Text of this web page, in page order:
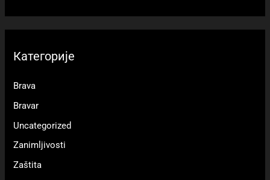
Категорије
Brava
Bravar
Uncategorized
Zanimljivosti
Zaštita